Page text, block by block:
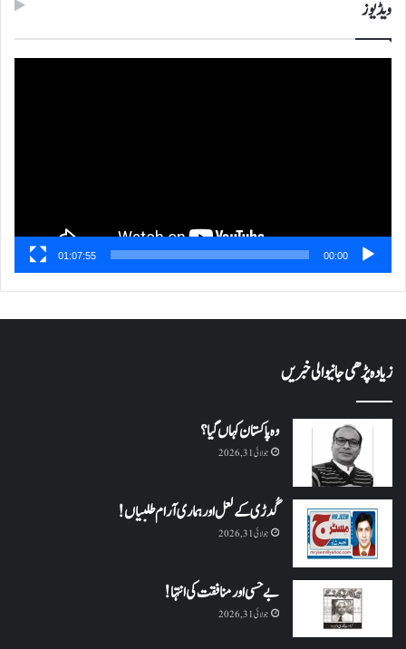
ویڈیوز
00:00
01:07:55
زیادہ پڑھی جانیوالی خبریں
وہ پاکستان کہاں گیا؟
جولائی 31, 2026
گُدڑی کے لعل اور ہماری آرام طلبیاں!
جولائی 31, 2026
بے حسی اور منافقت کی انتہا !
جولائی 31, 2026